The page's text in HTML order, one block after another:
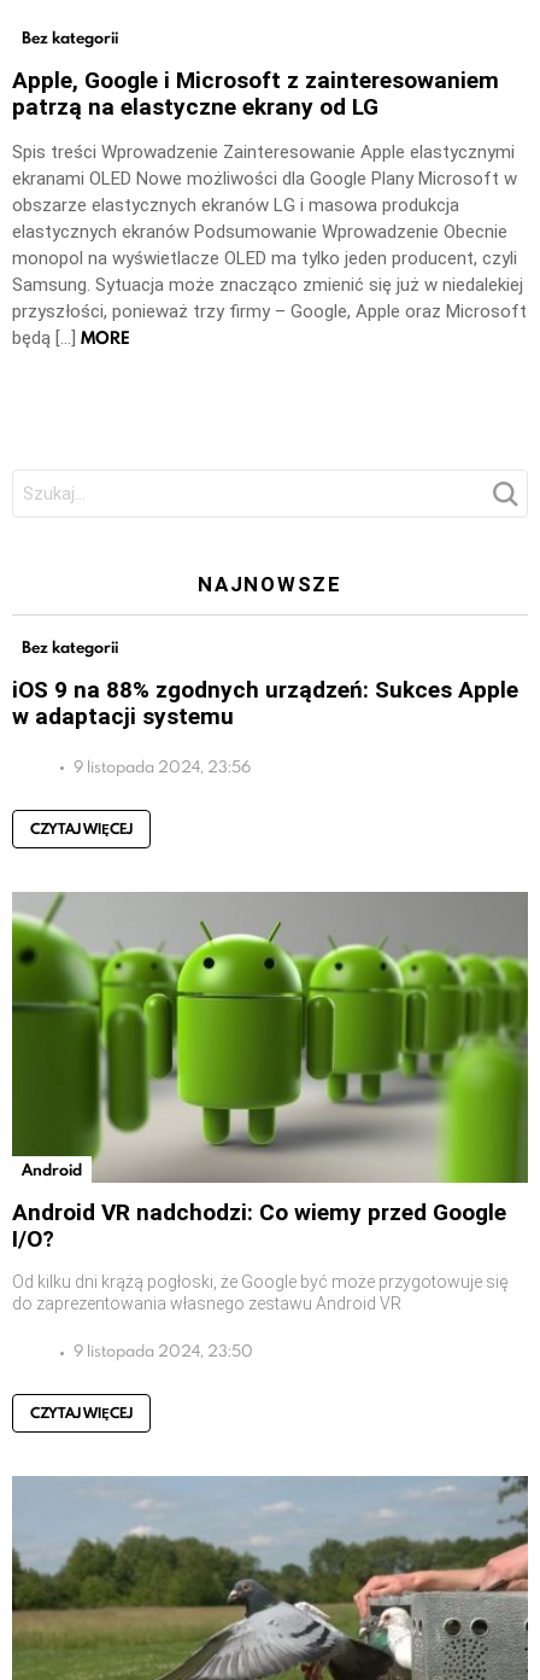
Bez kategorii
Apple, Google i Microsoft z zainteresowaniem
patrzą na elastyczne ekrany od LG
Spis treści Wprowadzenie Zainteresowanie Apple elastycznymi
ekranami OLED Nowe możliwości dla Google Plany Microsoft w
obszarze elastycznych ekranów LG i masowa produkcja
elastycznych ekranów Podsumowanie Wprowadzenie Obecnie
monopol na wyświetlacze OLED ma tylko jeden producent, czyli
Samsung. Sytuacja może znacząco zmienić się już w niedalekiej
przyszłości, ponieważ trzy firmy – Google, Apple oraz Microsoft
będą […] MORE
Szukaj:
NAJNOWSZE
Bez kategorii
iOS 9 na 88% zgodnych urządzeń: Sukces Apple
w adaptacji systemu
9 listopada 2024, 23:56
CZYTAJ WIĘCEJ
Android
Android VR nadchodzi: Co wiemy przed Google
I/O?
Od kilku dni krążą pogłoski, że Google być może przygotowuje się
do zaprezentowania własnego zestawu Android VR
9 listopada 2024, 23:50
CZYTAJ WIĘCEJ